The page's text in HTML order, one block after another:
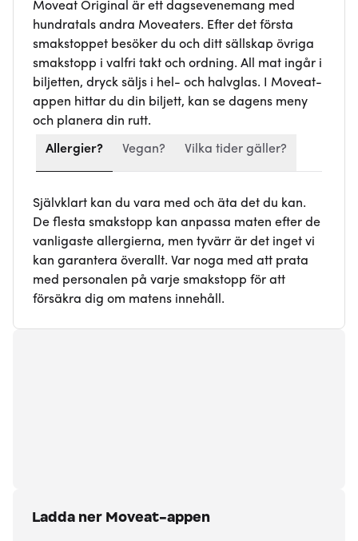
Moveat Original är ett dagsevenemang med
hundratals andra Moveaters. Efter det första
smakstoppet besöker du och ditt sällskap övriga
smakstopp i valfri takt och ordning. All mat ingår i
biljetten, dryck säljs i hel- och halvglas. I Moveat-
appen hittar du din biljett, kan se dagens meny
och planera din rutt.
Allergier? Vegan? Vilka tider gäller?
Självklart kan du vara med och äta det du kan.
De flesta smakstopp kan anpassa maten efter de
vanligaste allergierna, men tyvärr är det inget vi
kan garantera överallt. Var noga med att prata
med personalen på varje smakstopp för att
försäkra dig om matens innehåll.
Ladda ner Moveat-appen